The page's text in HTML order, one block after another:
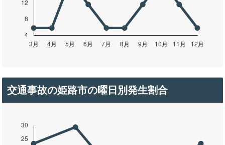
交通事故の姫路市の曜日別発生割合